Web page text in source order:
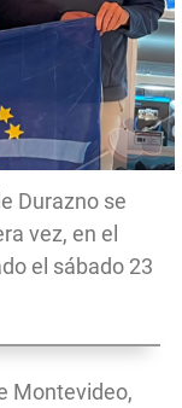
Durazno se
vez, en el
el sábado 23
Montevideo,